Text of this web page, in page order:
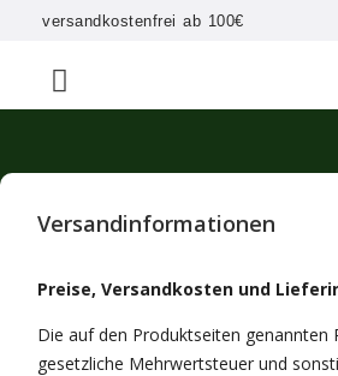
versandkostenfrei ab 100€
Versandinformationen
Preise, Versandkosten und
Die auf den Produktseiten genannten
gesetzliche Mehrwertsteuer und